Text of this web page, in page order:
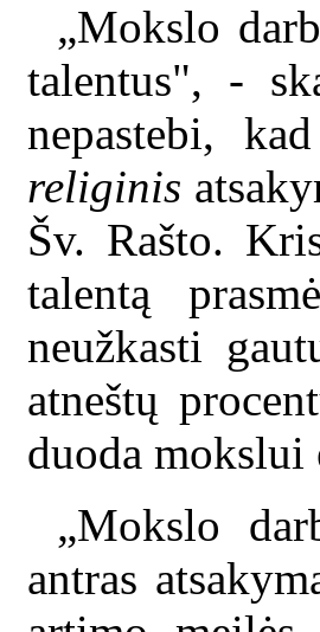
„Mokslo
talentus", -
nepastebi,
religinis
Šv. Rašto.
talentą
neužkasti
atneštų
duoda mokslui
„Mokslo
antras